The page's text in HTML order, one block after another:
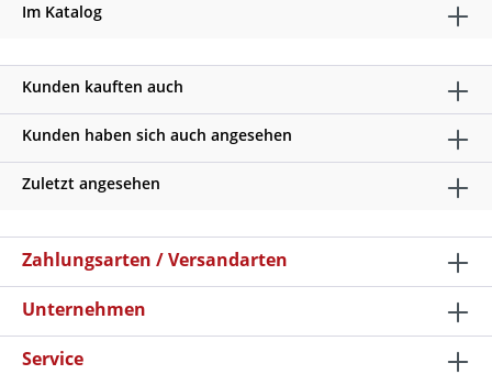
Im Katalog
Kunden kauften auch
Kunden haben sich auch angesehen
Zuletzt angesehen
Zahlungsarten / Versandarten
Unternehmen
Service